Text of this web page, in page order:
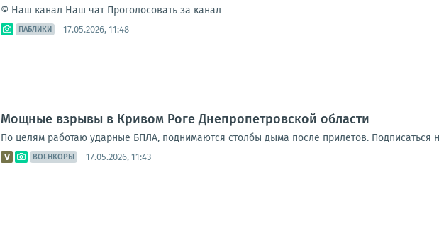
© Наш канал Наш чат Проголосовать за канал
ПАБЛИКИ 17.05.2026, 11:48
Мощные взрывы в Кривом Роге Днепропетровской области
По целям работаю ударные БПЛА, поднимаются столбы дыма после прилетов. Подписаться
ВОЕНКОРЫ 17.05.2026, 11:43